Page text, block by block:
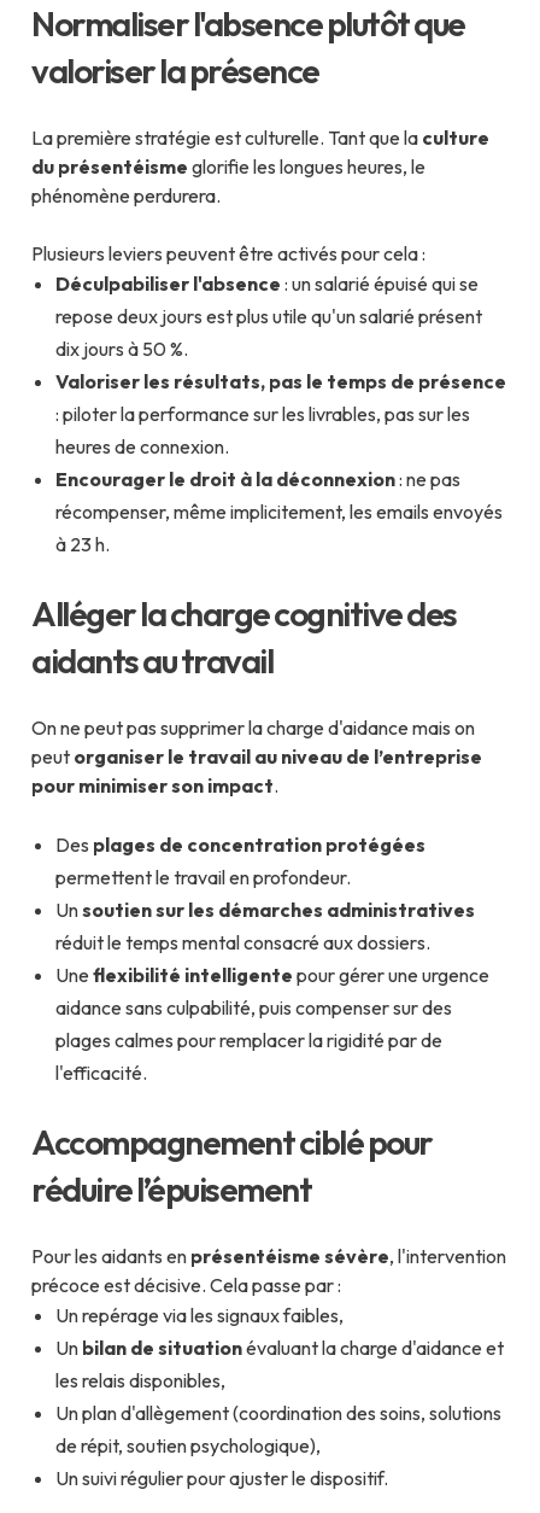
Normaliser l'absence plutôt que
valoriser la présence
La première stratégie est culturelle. Tant que la culture
du présentéisme glorifie les longues heures, le
phénomène perdurera.
Plusieurs leviers peuvent être activés pour cela :
Déculpabiliser l'absence : un salarié épuisé qui se
repose deux jours est plus utile qu'un salarié présent
dix jours à 50 %.
Valoriser les résultats, pas le temps de présence
: piloter la performance sur les livrables, pas sur les
heures de connexion.
Encourager le droit à la déconnexion: ne pas
récompenser, même implicitement, les emails envoyés
à 23 h.
Alléger la charge cognitive des
aidants au travail
On ne peut pas supprimer la charge d'aidance mais on
peut organiser le travail au niveau de l’entreprise
pour minimiser son impact.
Des plages de concentration protégées
permettent le travail en profondeur.
Unsoutien sur les démarches administratives
réduit le temps mental consacré aux dossiers.
Une flexibilité intelligente pour gérer une urgence
aidance sans culpabilité, puis compenser sur des
plages calmes pour remplacer la rigidité par de
l'efficacité.
Accompagnement ciblé pour
réduire l’épuisement
Pour les aidants en présentéisme sévère, l'intervention
précoce est décisive. Cela passe par :
Un repérage via les signaux faibles,
Un bilan de situationévaluant la charge d'aidance et
les relais disponibles,
Un plan d'allègement (coordination des soins, solutions
de répit, soutien psychologique),
Un suivi régulier pour ajuster le dispositif.